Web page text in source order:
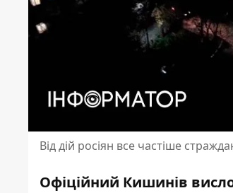
Від дій росіян все частіше
Офіційний Кишинів